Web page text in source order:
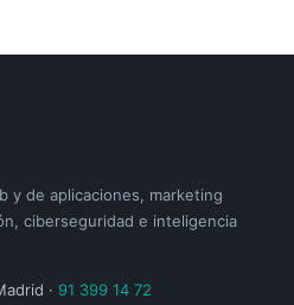
y de aplicaciones, marketing
ciberseguridad e inteligencia
· 91 399 14 72